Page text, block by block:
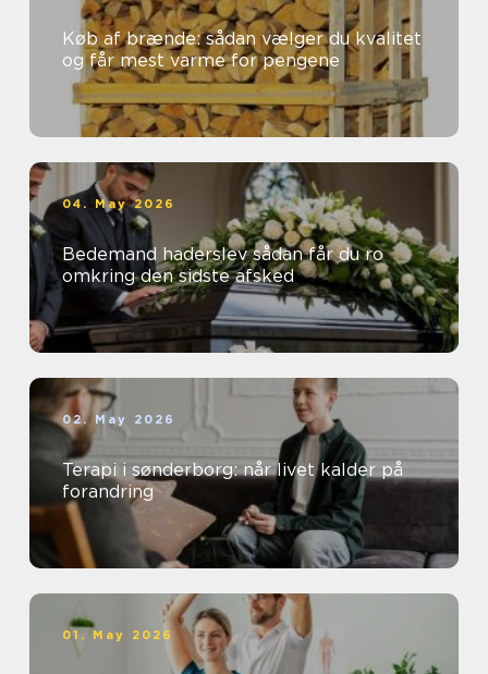
Køb af brænde: sådan vælger du kvalitet
og får mest varme for pengene
04. May 2026
Bedemand haderslev sådan får du ro
omkring den sidste afsked
02. May 2026
Terapi i sønderborg: når livet kalder på
forandring
01. May 2026